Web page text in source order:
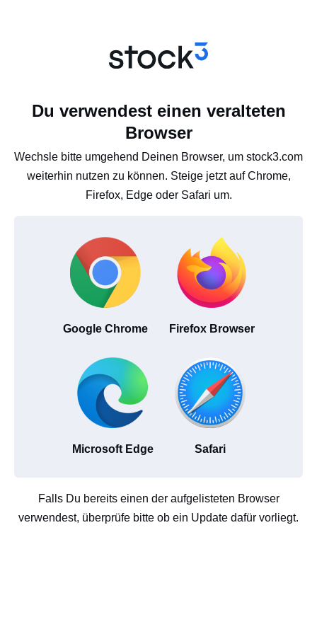
Du verwendest einen veralteten
Browser
Wechsle bitte umgehend Deinen Browser, um stock3.com
weiterhin nutzen zu können. Steige jetzt auf Chrome,
Firefox, Edge oder Safari um.
Google Chrome Firefox Browser
Microsoft Edge Safari
Falls Du bereits einen der aufgelisteten Browser
verwendest, überprüfe bitte ob ein Update dafür vorliegt.